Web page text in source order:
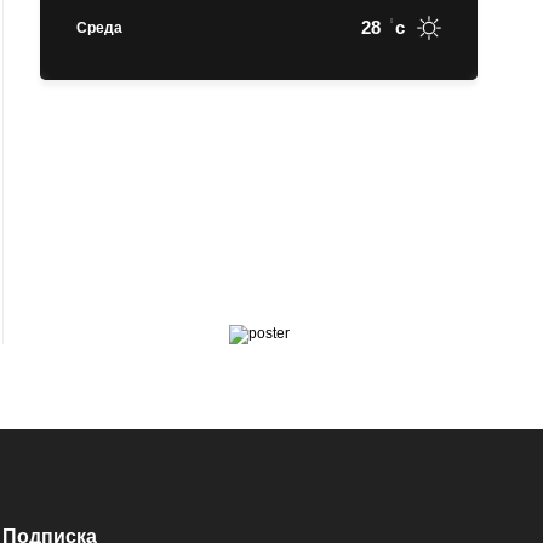
Среда 28 c
Подписка